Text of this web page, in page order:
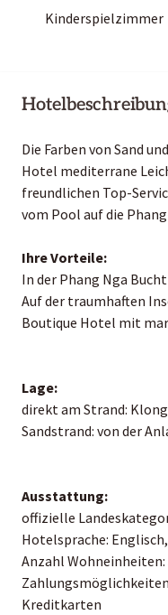
Kinderspielzimmer
Die Farben von Sand
Hotel mediterrane
freundlichen Top-
vom Pool auf die
Ihre Vorteile:
In der Phang Nga
Auf der traumhaften
Boutique Hotel mit
Lage:
direkt am Strand:
Sandstrand: von der
Ausstattung:
offizielle
Hotelsprache:
Anzahl Wohneinheiten:
Kreditkarten